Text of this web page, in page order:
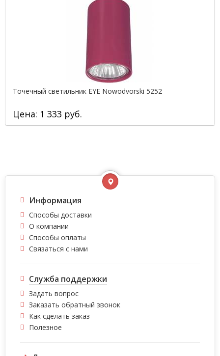
Точечный светильник EYE Nowodvorski 5252
Цена: 1 333 руб.
Информация
Способы доставки
О компании
Способы оплаты
Связаться с нами
Служба поддержки
Задать вопрос
Заказать обратный звонок
Как сделать заказ
Полезное